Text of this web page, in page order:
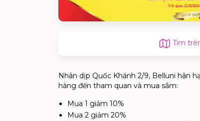
Tìm
Nhân dịp Quốc Khánh 2/9, Belluni hân hạ
hàng đến tham quan và mua sắm:
Mua 1 giảm 10%
Mua 2 giảm 20%